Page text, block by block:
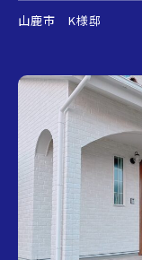
山鹿市 K様邸